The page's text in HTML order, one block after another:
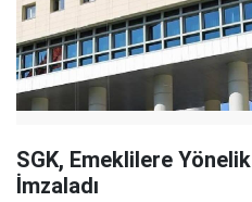
SGK, Emeklilere
İmzaladı